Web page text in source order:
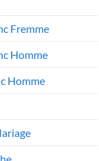
Fremme
Homme
Homme